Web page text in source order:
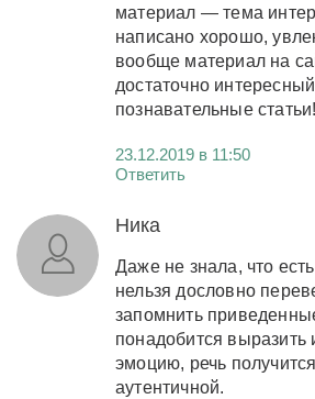
материал — тема
написано хорошо,
вообще материал на
достаточно
познавательные статьи!
23.12.2019 в 11:50
Ответить
Ника
Даже не знала, что
нельзя дословно
запомнить
понадобится выразить
эмоцию, речь
аутентичной.